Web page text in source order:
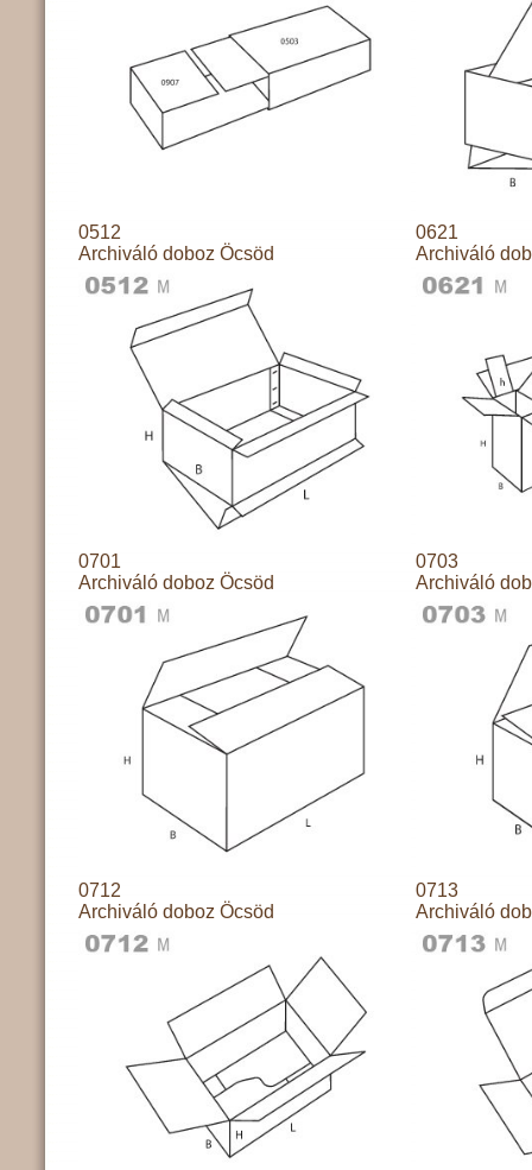
0512
Archiváló doboz Öcsöd
0621
Archiváló
0701
Archiváló doboz Öcsöd
0703
Archiváló
0712
Archiváló doboz Öcsöd
0713
Archiváló